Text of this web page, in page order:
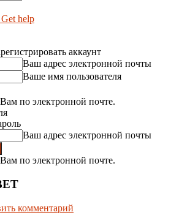
help
аккаунт
Ваш адрес электронной почты
Ваше имя пользователя
по электронной почте.
Ваш адрес электронной почты
по электронной почте.
комментарий